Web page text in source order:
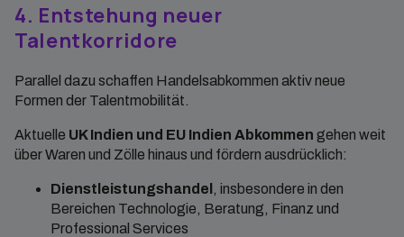
4. Entstehung neuer
Talentkorridore
Parallel dazu schaffen Handelsabkommen aktiv neue
Formen der Talentmobilität.
Aktuelle UK Indien und EU Indien Abkommen gehen weit
über Waren und Zölle hinaus und fördern ausdrücklich:
Dienstleistungshandel , insbesondere in den
Bereichen Technologie, Beratung, Finanz und
Professional Services